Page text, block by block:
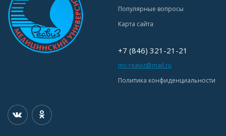
Популярные вопросы
Карта сайта
+7 (846) 321-21-21
mc-reaviz@mail.ru
Политика конфиденциальности